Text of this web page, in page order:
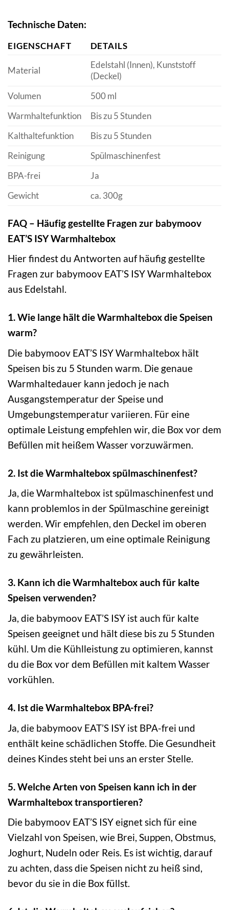
Technische Daten:
EIGENSCHAFT DETAILS
Material
Edelstahl (Innen), Kunststoff
(Deckel)
Volumen
500 ml
Warmhaltefunktion
Bis zu 5 Stunden
Kalthaltefunktion
Bis zu 5 Stunden
Reinigung
Spülmaschinenfest
BPA-frei
Ja
Gewicht
ca. 300g
FAQ – Häufig gestellte Fragen zur babymoov
EAT’S ISY Warmhaltebox
Hier findest du Antworten auf häufig gestellte
Fragen zur babymoov EAT’S ISY Warmhaltebox
aus Edelstahl.
1. Wie lange hält die Warmhaltebox die Speisen
warm?
Die babymoov EAT’S ISY Warmhaltebox hält
Speisen bis zu 5 Stunden warm. Die genaue
Warmhaltedauer kann jedoch je nach
Ausgangstemperatur der Speise und
Umgebungstemperatur variieren. Für eine
optimale Leistung empfehlen wir, die Box vor dem
Befüllen mit heißem Wasser vorzuwärmen.
2. Ist die Warmhaltebox spülmaschinenfest?
Ja, die Warmhaltebox ist spülmaschinenfest und
kann problemlos in der Spülmaschine gereinigt
werden. Wir empfehlen, den Deckel im oberen
Fach zu platzieren, um eine optimale Reinigung
zu gewährleisten.
3. Kann ich die Warmhaltebox auch für kalte
Speisen verwenden?
Ja, die babymoov EAT’S ISY ist auch für kalte
Speisen geeignet und hält diese bis zu 5 Stunden
kühl. Um die Kühlleistung zu optimieren, kannst
du die Box vor dem Befüllen mit kaltem Wasser
vorkühlen.
4. Ist die Warmhaltebox BPA-frei?
Ja, die babymoov EAT’S ISY ist BPA-frei und
enthält keine schädlichen Stoffe. Die Gesundheit
deines Kindes steht bei uns an erster Stelle.
5. Welche Arten von Speisen kann ich in der
Warmhaltebox transportieren?
Die babymoov EAT’S ISY eignet sich für eine
Vielzahl von Speisen, wie Brei, Suppen, Obstmus,
Joghurt, Nudeln oder Reis. Es ist wichtig, darauf
zu achten, dass die Speisen nicht zu heiß sind,
bevor du sie in die Box füllst.